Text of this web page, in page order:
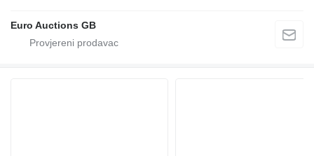
Euro Auctions GB